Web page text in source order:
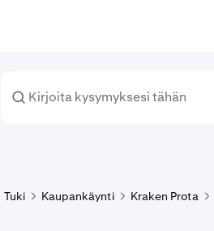
Tuki Kaupankäynti Kraken Prota